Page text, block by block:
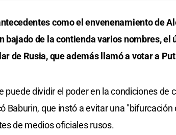
como el envenenamiento de
bajado de la contienda varios nombres,
de Rusia, que además llamó a votar a
puede dividir el poder en la condiciones
Baburin, que instó a evitar una
de medios oficiales rusos.